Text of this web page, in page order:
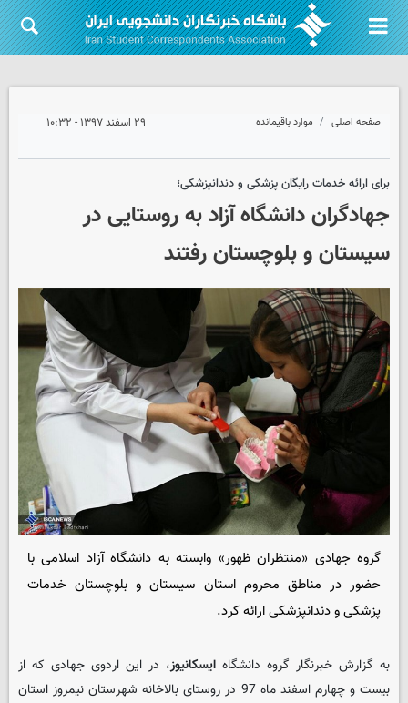
صفحه اصلی موارد باقیمانده ۲۹ اسفند ۱۳۹۷ - ۱۰:۳۲
برای ارائه خدمات رایگان پزشکی و دندانپزشکی؛
جهادگران دانشگاه آزاد به روستایی در
سیستان و بلوچستان رفتند
گروه جهادی «منتظران ظهور» وابسته به دانشگاه آزاد اسلامی با
حضور در مناطق محروم استان سیستان و بلوچستان خدمات
پزشکی و دندانپزشکی ارائه کرد.
به گزارش خبرنگار گروه دانشگاه ایسکانیوز، در این اردوی جهادی که از
بیست و چهارم اسفند ماه 97 در روستای بالاخانه شهرستان نیمروز استان